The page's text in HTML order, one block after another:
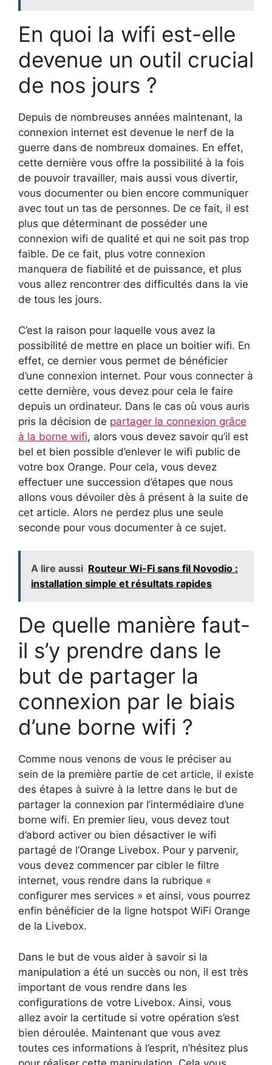
En quoi la wifi est-elle
devenue un outil crucial
de nos jours ?
Depuis de nombreuses années maintenant, la
connexion internet est devenue le nerf de la
guerre dans de nombreux domaines. En effet,
cette dernière vous offre la possibilité à la fois
de pouvoir travailler, mais aussi vous divertir,
vous documenter ou bien encore communiquer
avec tout un tas de personnes. De ce fait, il est
plus que déterminant de posséder une
connexion wifi de qualité et qui ne soit pas trop
faible. De ce fait, plus votre connexion
manquera de fiabilité et de puissance, et plus
vous allez rencontrer des difficultés dans la vie
de tous les jours.
C’est la raison pour laquelle vous avez la
possibilité de mettre en place un boitier wifi. En
effet, ce dernier vous permet de bénéficier
d’une connexion internet. Pour vous connecter à
cette dernière, vous devez pour cela le faire
depuis un ordinateur. Dans le cas où vous auris
pris la décision de partager la connexion grâce
à la borne wifi, alors vous devez savoir qu’il est
bel et bien possible d’enlever le wifi public de
votre box Orange. Pour cela, vous devez
effectuer une succession d’étapes que nous
allons vous dévoiler dès à présent à la suite de
cet article. Alors ne perdez plus une seule
seconde pour vous documenter à ce sujet.
A lire aussi Routeur Wi-Fi sans fil Novodio :
installation simple et résultats rapides
De quelle manière faut-
il s’y prendre dans le
but de partager la
connexion par le biais
d’une borne wifi ?
Comme nous venons de vous le préciser au
sein de la première partie de cet article, il existe
des étapes à suivre à la lettre dans le but de
partager la connexion par l’intermédiaire d’une
borne wifi. En premier lieu, vous devez tout
d’abord activer ou bien désactiver le wifi
partagé de l’Orange Livebox. Pour y parvenir,
vous devez commencer par cibler le filtre
internet, vous rendre dans la rubrique «
configurer mes services » et ainsi, vous pourrez
enfin bénéficier de la ligne hotspot WiFi Orange
de la Livebox.
Dans le but de vous aider à savoir si la
manipulation a été un succès ou non, il est très
important de vous rendre dans les
configurations de votre Livebox. Ainsi, vous
allez avoir la certitude si votre opération s’est
bien déroulée. Maintenant que vous avez
toutes ces informations à l’esprit, n’hésitez plus